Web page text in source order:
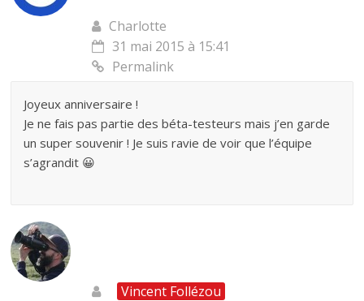
Charlotte
31 mai 2015 à 15:41
Permalink
Joyeux anniversaire !
Je ne fais pas partie des béta-testeurs mais j’en garde
un super souvenir ! Je suis ravie de voir que l’équipe
s’agrandit 😀
Vincent Follézou